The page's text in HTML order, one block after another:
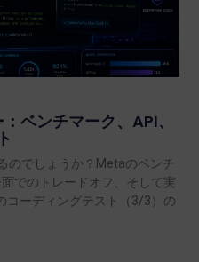
ベンチマーク、API、
のでしょうか？Metaのベンチ
でのトレードオフ、そして実
コーディングテスト（3/3）の